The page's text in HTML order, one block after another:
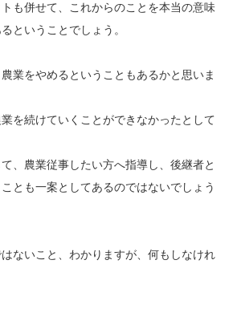
も併せて、これからのことを本当の意味
ということでしょう。
業をやめるということもあるかと思いま
を続けていくことができなかったとして
、農業従事したい方へ指導し、後継者と
とも一案としてあるのではないでしょう
ないこと、わかりますが、何もしなけれ